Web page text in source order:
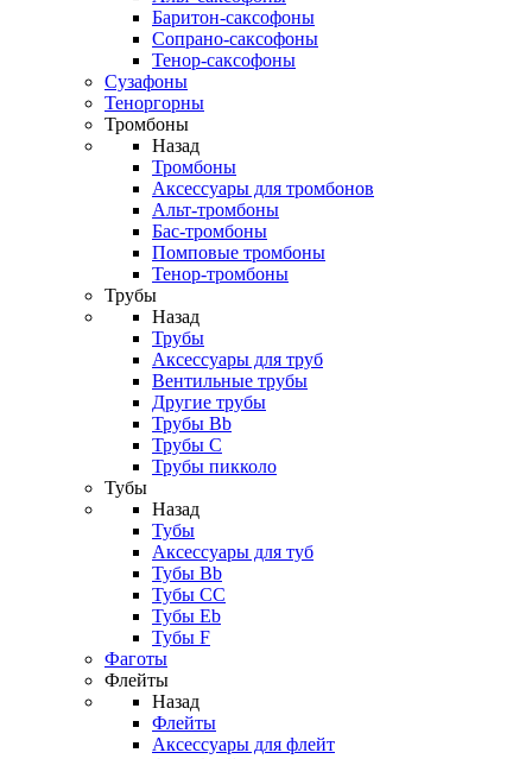
Баритон-саксофоны
Сопрано-саксофоны
Тенор-саксофоны
Сузафоны
Теноргорны
Тромбоны
Назад
Тромбоны
Аксессуары для тромбонов
Альт-тромбоны
Бас-тромбоны
Помповые тромбоны
Тенор-тромбоны
Трубы
Назад
Трубы
Аксессуары для труб
Вентильные трубы
Другие трубы
Трубы Bb
Трубы C
Трубы пикколо
Тубы
Назад
Тубы
Аксессуары для туб
Тубы Bb
Тубы CC
Тубы Eb
Тубы F
Фаготы
Флейты
Назад
Флейты
Аксессуары для флейт